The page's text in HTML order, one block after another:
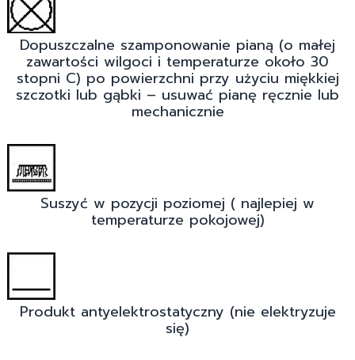
Dopuszczalne szamponowanie pianą (o małej
zawartości wilgoci i temperaturze około 30
stopni C) po powierzchni przy użyciu miękkiej
szczotki lub gąbki – usuwać pianę ręcznie lub
mechanicznie
Suszyć w pozycji poziomej ( najlepiej w
temperaturze pokojowej)
Produkt antyelektrostatyczny (nie elektryzuje
się)